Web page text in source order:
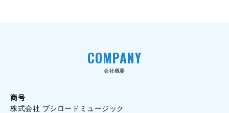
COMPANY
会社概要
商号
株式会社 ブシロードミュージック